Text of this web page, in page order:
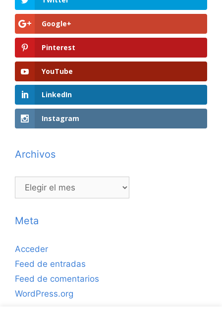
Google+
Pinterest
YouTube
LinkedIn
Instagram
Archivos
Archivos
Meta
Acceder
Feed de entradas
Feed de comentarios
WordPress.org